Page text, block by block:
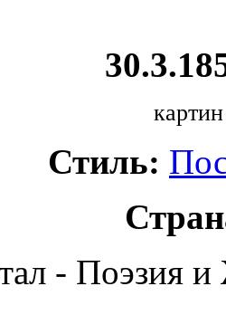
Стиль:
- Поэзия